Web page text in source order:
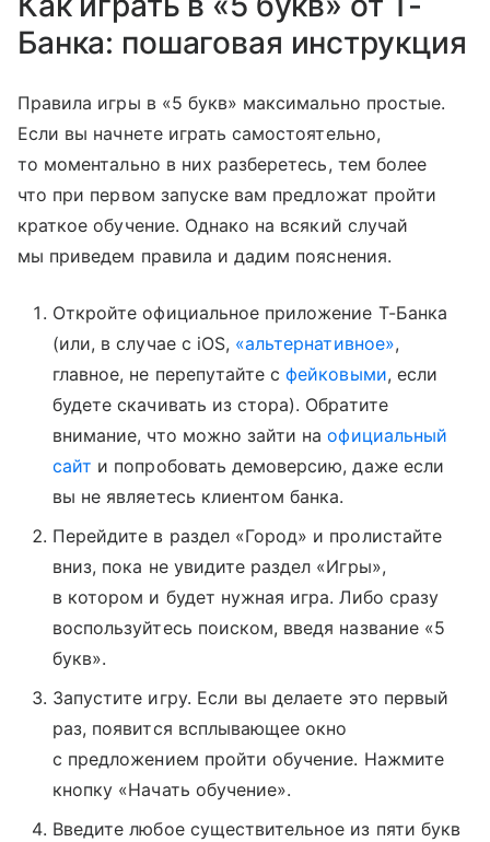
Банка: пошаговая инструкция
Правила игры в «5 букв» максимально простые.
Если вы начнете играть самостоятельно,
то моментально в них разберетесь, тем более
что при первом запуске вам предложат пройти
краткое обучение. Однако на всякий случай
мы приведем правила и дадим пояснения.
Откройте официальное приложение Т-Банка
(или, в случае с iOS, «альтернативное»,
главное, не перепутайте сфейковыми, если
будете скачивать из стора). Обратите
внимание, что можно зайти наофициальный
сайт и попробовать демоверсию, даже если
вы не являетесь клиентом банка.
Перейдите в раздел «Город» и пролистайте
вниз, пока не увидите раздел «Игры»,
в котором и будет нужная игра. Либо сразу
воспользуйтесь поиском, введя название «5
букв».
Запустите игру. Если вы делаете это первый
раз, появится всплывающее окно
с предложением пройти обучение. Нажмите
кнопку «Начать обучение».
Введите любое существительное из пяти букв